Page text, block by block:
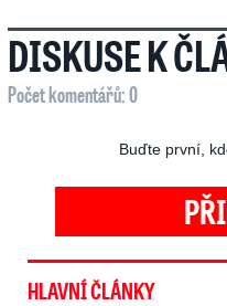
DISKUSE K
Počet komentářů: 0
Buďte první,
HLAVNÍ ČLÁNKY